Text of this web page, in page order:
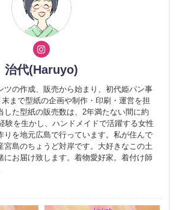
治代(Haruyo)
ツの作成、販売から始まり、初代姫パン事
まで型紙の企画や制作・印刷・運営を担
した型紙の販売数は、2年満たない間に約
験を生かし、ハンドメイドで活躍する女性
りを地元広島で行っています。私が住んで
宮島のちょうど対岸です。大好きなこの土
にお届け致します。着物愛好家。着付け師